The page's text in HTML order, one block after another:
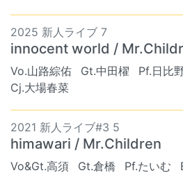
2025 新人ライブ 7
innocent world /
Vo.山路綜佑 Gt.中田櫂 Pf.日比
Cj.大場春菜
2021 新人ライブ#3 5
himawari / Mr.Children
Vo&Gt.高須 Gt.倉橋 Pf.たいむ